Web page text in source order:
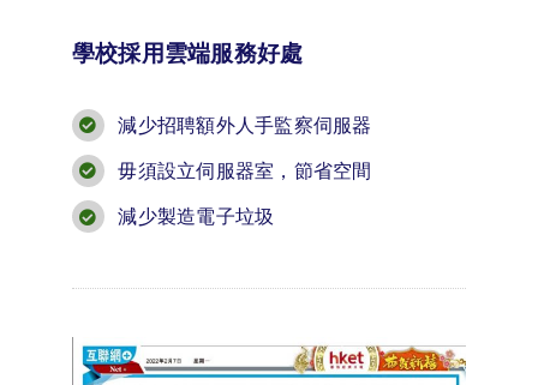
學校採用雲端服務好處
減少招聘額外人手監察伺服器
毋須設立伺服器室，節省空間
減少製造電子垃圾